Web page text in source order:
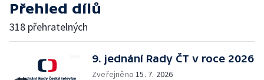
Přehled dílů
318 přehratelných
9. jednání Rady ČT v roce 2026
Zveřejněno15. 7. 2026